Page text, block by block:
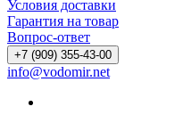
Условия доставки
Гарантия на товар
Вопрос-ответ
+7 (909) 355-43-00
info@vodomir.net